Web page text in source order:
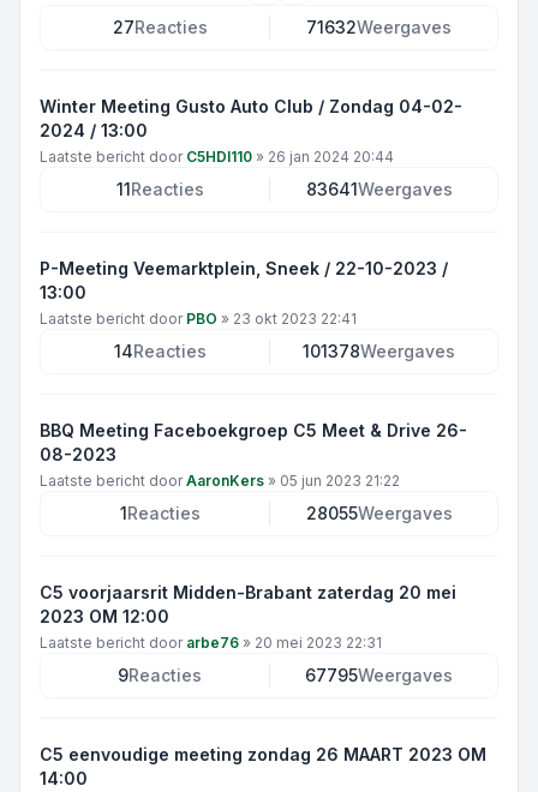
27Reacties 71632Weergaves
Winter Meeting Gusto Auto Club / Zondag 04-02-
2024 / 13:00
Laatste bericht door C5HDI110 » 26 jan 2024 20:44
11Reacties 83641Weergaves
P-Meeting Veemarktplein, Sneek / 22-10-2023 /
13:00
Laatste bericht door PBO » 23 okt 2023 22:41
14Reacties 101378Weergaves
BBQ Meeting Faceboekgroep C5 Meet & Drive 26-
08-2023
Laatste bericht doorAaronKers » 05 jun 2023 21:22
1Reacties 28055Weergaves
C5 voorjaarsrit Midden-Brabant zaterdag 20 mei
2023 OM 12:00
Laatste bericht door arbe76 » 20 mei 2023 22:31
9Reacties 67795Weergaves
C5 eenvoudige meeting zondag 26 MAART 2023 OM
14:00